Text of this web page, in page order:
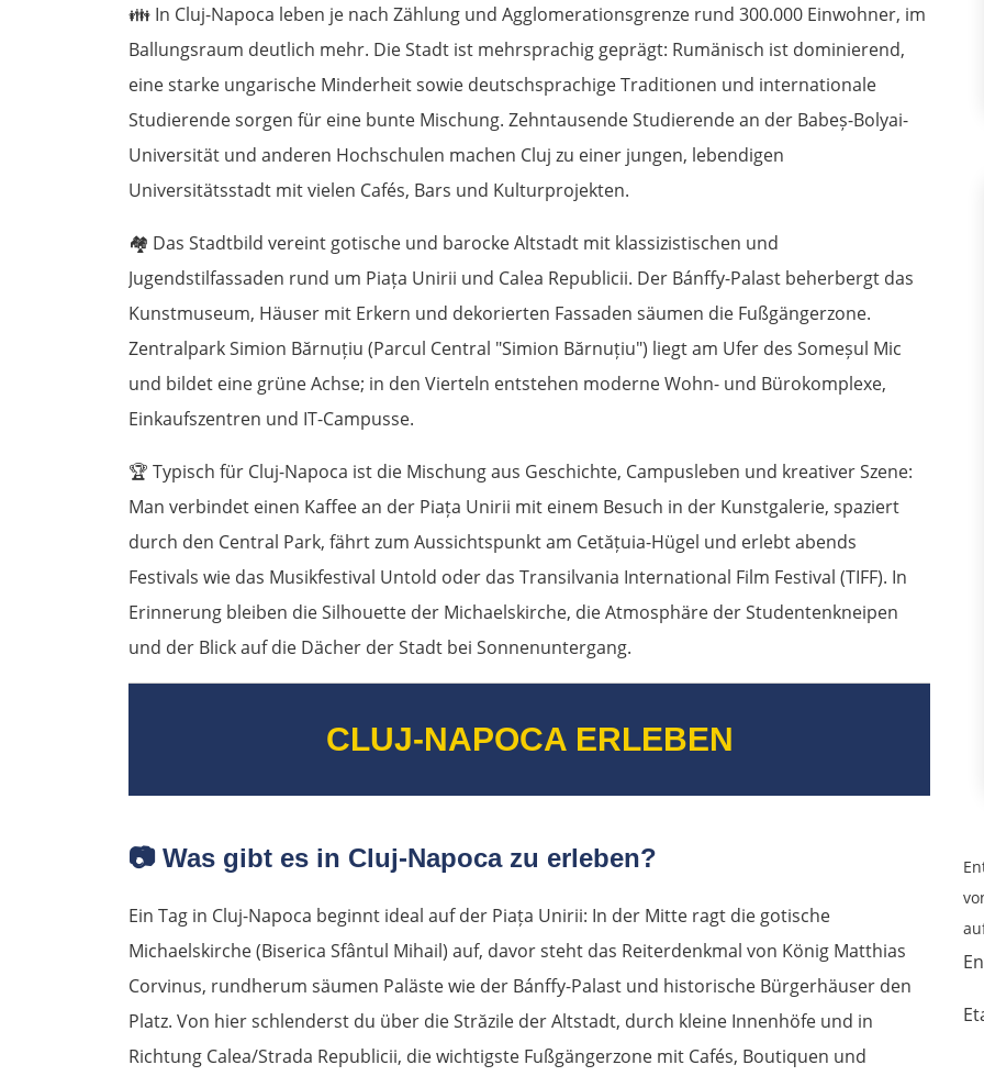
👪 In Cluj-Napoca leben je nach Zählung und Agglomerationsgrenze rund 300.000 Einwohner, im
Ballungsraum deutlich mehr. Die Stadt ist mehrsprachig geprägt: Rumänisch ist dominierend,
eine starke ungarische Minderheit sowie deutschsprachige Traditionen und internationale
Studierende sorgen für eine bunte Mischung. Zehntausende Studierende an der Babeș-Bolyai-
Universität und anderen Hochschulen machen Cluj zu einer jungen, lebendigen
Universitätsstadt mit vielen Cafés, Bars und Kulturprojekten.
🏘️ Das Stadtbild vereint gotische und barocke Altstadt mit klassizistischen und
Jugendstilfassaden rund um Piața Unirii und Calea Republicii. Der Bánffy-Palast beherbergt das
Kunstmuseum, Häuser mit Erkern und dekorierten Fassaden säumen die Fußgängerzone.
Zentralpark Simion Bărnuțiu (Parcul Central "Simion Bărnuțiu") liegt am Ufer des Someșul Mic
und bildet eine grüne Achse; in den Vierteln entstehen moderne Wohn- und Bürokomplexe,
Einkaufszentren und IT-Campusse.
🏆 Typisch für Cluj-Napoca ist die Mischung aus Geschichte, Campusleben und kreativer Szene:
Man verbindet einen Kaffee an der Piața Unirii mit einem Besuch in der Kunstgalerie, spaziert
durch den Central Park, fährt zum Aussichtspunkt am Cetățuia-Hügel und erlebt abends
Festivals wie das Musikfestival Untold oder das Transilvania International Film Festival (TIFF). In
Erinnerung bleiben die Silhouette der Michaelskirche, die Atmosphäre der Studentenkneipen
und der Blick auf die Dächer der Stadt bei Sonnenuntergang.
CLUJ-NAPOCA ERLEBEN
📷Was gibt es in Cluj-Napoca zu erleben?
Ein Tag in Cluj-Napoca beginnt ideal auf der Piața Unirii: In der Mitte ragt die gotische
Michaelskirche (Biserica Sfântul Mihail) auf, davor steht das Reiterdenkmal von König Matthias
Corvinus, rundherum säumen Paläste wie der Bánffy-Palast und historische Bürgerhäuser den
Platz. Von hier schlenderst du über die Străzile der Altstadt, durch kleine Innenhöfe und in
Richtung Calea/Strada Republicii, die wichtigste Fußgängerzone mit Cafés, Boutiquen und